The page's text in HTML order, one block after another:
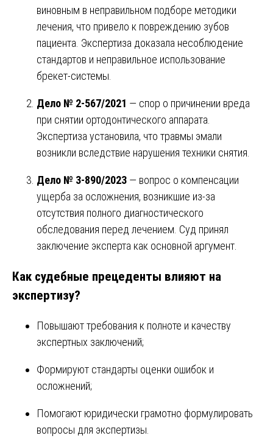
виновным в неправильном подборе методики
лечения, что привело к повреждению зубов
пациента. Экспертиза доказала несоблюдение
стандартов и неправильное использование
брекет-системы.
Дело № 2-567/2021 — спор о причинении вреда
при снятии ортодонтического аппарата.
Экспертиза установила, что травмы эмали
возникли вследствие нарушения техники снятия.
Дело № 3-890/2023 — вопрос о компенсации
ущерба за осложнения, возникшие из-за
отсутствия полного диагностического
обследования перед лечением. Суд принял
заключение эксперта как основной аргумент.
Как судебные прецеденты влияют на
экспертизу?
Повышают требования к полноте и качеству
экспертных заключений;
Формируют стандарты оценки ошибок и
осложнений;
Помогают юридически грамотно формулировать
вопросы для экспертизы.